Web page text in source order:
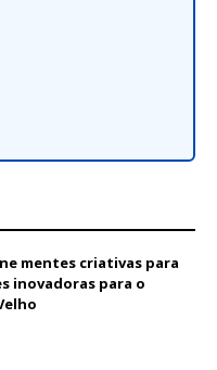
mentes criativas para
inovadoras para o